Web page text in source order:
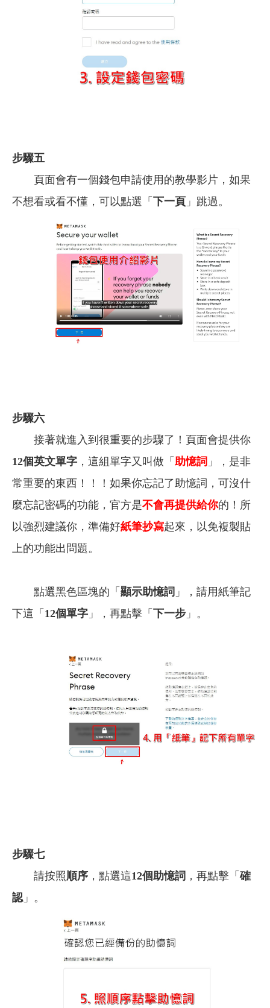
步驟五
頁面會有一個錢包申請使用的教學影片，如果
不想看或看不懂，可以點選「 下一頁 」跳過。
步驟六
接著就進入到很重要的步驟了！頁面會提供你
12個英文單字 ，這組單字又叫做「 助憶詞 」，是非
常重要的東西！！！如果你忘記了助憶詞，可沒什
麼忘記密碼的功能，官方是不會再提供給你的！所
以強烈建議你，準備好紙筆抄寫起來，以免複製貼
上的功能出問題。
點選黑色區塊的「 顯示助憶詞 」，請用紙筆記
下這「 12個單字 」，再點擊「 下一步 」。
步驟七
請按照順序 ，點選這12個助憶詞 ，再點擊「確
認」。